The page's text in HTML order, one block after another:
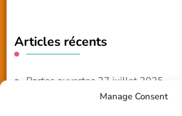
Manage Consent
Articles récents
Portes ouvertes 27 juillet 2025